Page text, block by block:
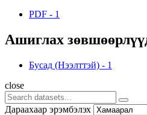
PDF - 1
Ашиглах
Бусад (Нээлттэй) - 1
close
Дараахаар эрэмбэлэх